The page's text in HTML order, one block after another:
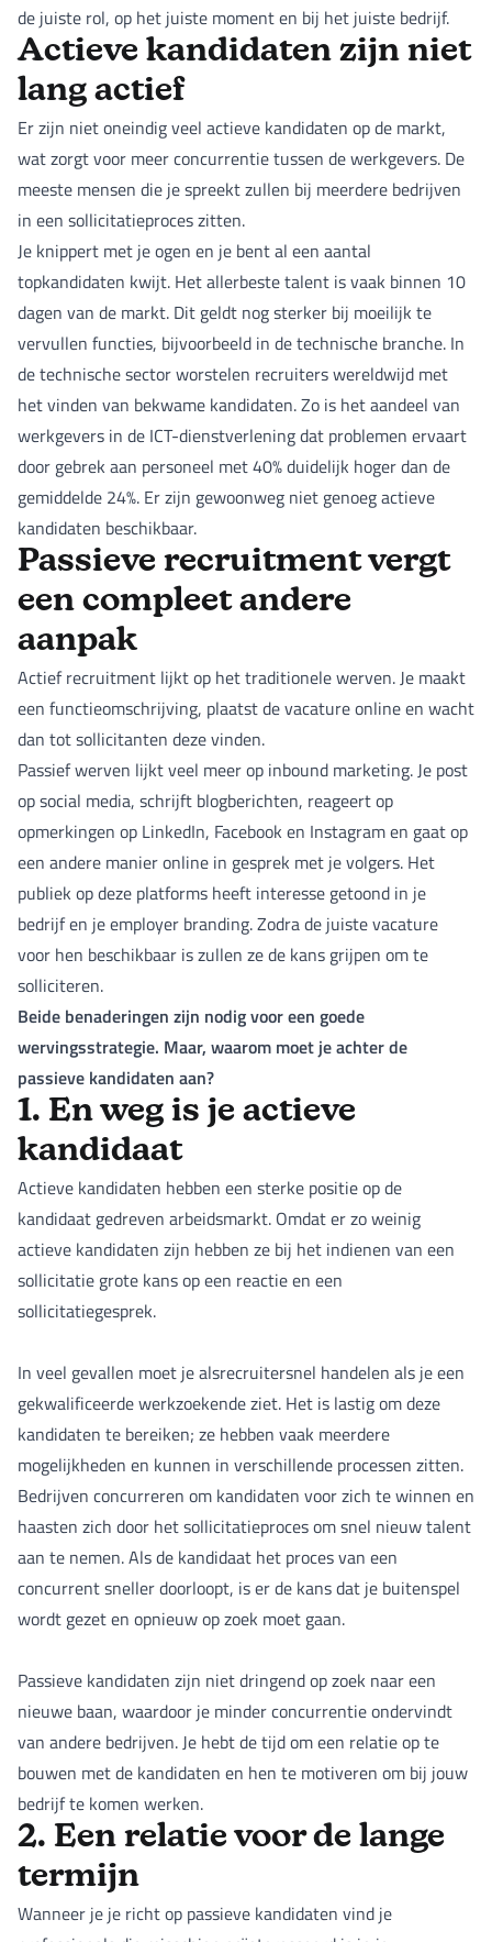
de juiste rol, op het juiste moment en bij het juiste bedrijf.
Actieve kandidaten zijn niet
lang actief
Er zijn niet oneindig veel actieve kandidaten op de markt,
wat zorgt voor meer concurrentie tussen de werkgevers. De
meeste mensen die je spreekt zullen bij meerdere bedrijven
in een sollicitatieproces zitten.
Je knippert met je ogen en je bent al een aantal
topkandidaten kwijt. Het allerbeste talent is vaak binnen 10
dagen van de markt. Dit geldt nog sterker bij moeilijk te
vervullen functies, bijvoorbeeld in de technische branche. In
de technische sector worstelen recruiters wereldwijd met
het vinden van bekwame kandidaten. Zo is het aandeel van
werkgevers in de ICT-dienstverlening dat problemen ervaart
door gebrek aan personeel met 40% duidelijk hoger dan de
gemiddelde 24%. Er zijn gewoonweg niet genoeg actieve
kandidaten beschikbaar.
Passieve recruitment vergt
een compleet andere
aanpak
Actief recruitment lijkt op het traditionele werven. Je maakt
een functieomschrijving, plaatst de vacature online en wacht
dan tot sollicitanten deze vinden.
Passief werven lijkt veel meer op inbound marketing. Je post
op social media, schrijft blogberichten, reageert op
opmerkingen op LinkedIn, Facebook en Instagram en gaat op
een andere manier online in gesprek met je volgers. Het
publiek op deze platforms heeft interesse getoond in je
bedrijf en je employer branding. Zodra de juiste vacature
voor hen beschikbaar is zullen ze de kans grijpen om te
solliciteren.
Beide benaderingen zijn nodig voor een goede
wervingsstrategie. Maar, waarom moet je achter de
passieve kandidaten aan?
1. En weg is je actieve
kandidaat
Actieve kandidaten hebben een sterke positie op de
kandidaat gedreven arbeidsmarkt. Omdat er zo weinig
actieve kandidaten zijn hebben ze bij het indienen van een
sollicitatie grote kans op een reactie en een
sollicitatiegesprek.
In veel gevallen moet je alsrecruitersnel handelen als je een
gekwalificeerde werkzoekende ziet. Het is lastig om deze
kandidaten te bereiken; ze hebben vaak meerdere
mogelijkheden en kunnen in verschillende processen zitten.
Bedrijven concurreren om kandidaten voor zich te winnen en
haasten zich door het sollicitatieproces om snel nieuw talent
aan te nemen. Als de kandidaat het proces van een
concurrent sneller doorloopt, is er de kans dat je buitenspel
wordt gezet en opnieuw op zoek moet gaan.
Passieve kandidaten zijn niet dringend op zoek naar een
nieuwe baan, waardoor je minder concurrentie ondervindt
van andere bedrijven. Je hebt de tijd om een relatie op te
bouwen met de kandidaten en hen te motiveren om bij jouw
bedrijf te komen werken.
2. Een relatie voor de lange
termijn
Wanneer je je richt op passieve kandidaten vind je